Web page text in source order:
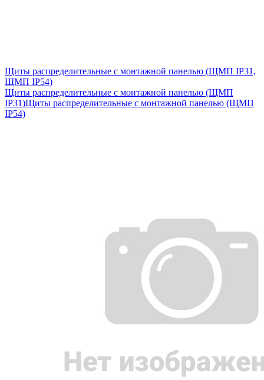
Щиты распределительные с монтажной панелью (ЩМП IP31,
ЩМП IP54)
Щиты распределительные с монтажной панелью (ЩМП
IP31)Щиты распределительные с монтажной панелью (ЩМП
IP54)